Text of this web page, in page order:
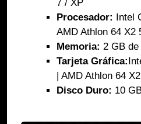
7 / XP
Procesador:
Intel
AMD Athlon 64 X2
Memoria: 2 GB de
Tarjeta Gráfica:
| AMD Athlon 64
Disco Duro: 10